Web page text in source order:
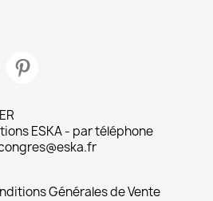
ESKA - par téléphone
Générales de Vente